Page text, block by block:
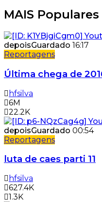
MAIS Populares
depoisGuardado 16:17
Reportagens
Última chega de
hfsilva
6M
22.2K
depoisGuardado 00:54
Reportagens
luta de caes parti 11
hfsilva
627.4K
1.3K